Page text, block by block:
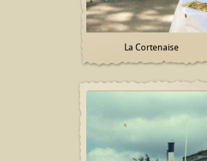
La Cortenaise